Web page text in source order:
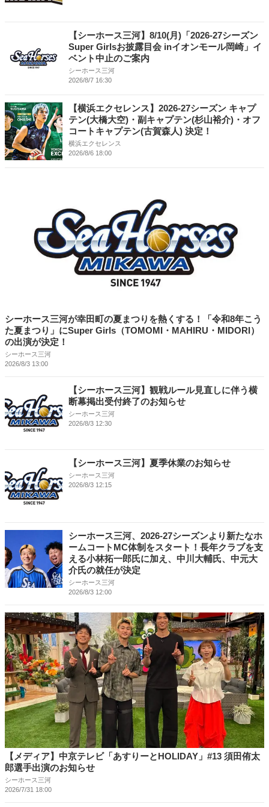
【シーホース三河】8/10(月)「2026-27シーズン
Super Girlsお披露目会 inイオンモール岡崎」イ
ベント中止のご案内
シーホース三河
2026/8/7 16:30
【横浜エクセレンス】2026-27シーズン キャプ
テン(大橋大空)・副キャプテン(杉山裕介)・オフ
コートキャプテン(古賀森人) 決定！
横浜エクセレンス
2026/8/6 18:00
シーホース三河が幸田町の夏まつりを熱くする！「令和8年こう
た夏まつり」にSuper Girls（TOMOMI・MAHIRU・MIDORI）
の出演が決定！
シーホース三河
2026/8/3 13:00
【シーホース三河】観戦ルール見直しに伴う横
断幕掲出受付終了のお知らせ
シーホース三河
2026/8/3 12:30
【シーホース三河】夏季休業のお知らせ
シーホース三河
2026/8/3 12:15
シーホース三河、2026-27シーズンより新たなホ
ームコートMC体制をスタート！長年クラブを支
える小林拓一郎氏に加え、中川大輔氏、中元大
介氏の就任が決定
シーホース三河
2026/8/3 12:00
【メディア】中京テレビ「あすりーとHOLIDAY」#13 須田侑太
郎選手出演のお知らせ
シーホース三河
2026/7/31 18:00